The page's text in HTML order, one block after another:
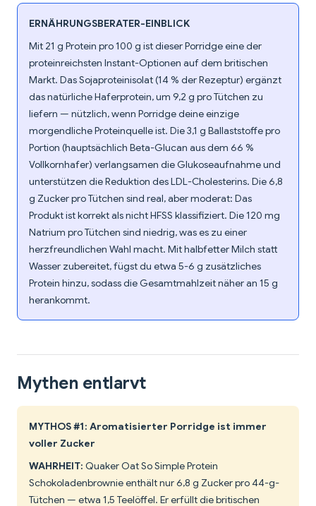
ERNÄHRUNGSBERATER-EINBLICK
Mit 21 g Protein pro 100 g ist dieser Porridge eine der
proteinreichsten Instant-Optionen auf dem britischen
Markt. Das Sojaproteinisolat (14 % der Rezeptur) ergänzt
das natürliche Haferprotein, um 9,2 g pro Tütchen zu
liefern — nützlich, wenn Porridge deine einzige
morgendliche Proteinquelle ist. Die 3,1 g Ballaststoffe pro
Portion (hauptsächlich Beta-Glucan aus dem 66 %
Vollkornhafer) verlangsamen die Glukoseaufnahme und
unterstützen die Reduktion des LDL-Cholesterins. Die 6,8
g Zucker pro Tütchen sind real, aber moderat: Das
Produkt ist korrekt als nicht HFSS klassifiziert. Die 120 mg
Natrium pro Tütchen sind niedrig, was es zu einer
herzfreundlichen Wahl macht. Mit halbfetter Milch statt
Wasser zubereitet, fügst du etwa 5-6 g zusätzliches
Protein hinzu, sodass die Gesamtmahlzeit näher an 15 g
herankommt.
Mythen entlarvt
MYTHOS #1: Aromatisierter Porridge ist immer
voller Zucker
WAHRHEIT: Quaker Oat So Simple Protein
Schokoladenbrownie enthält nur 6,8 g Zucker pro 44-g-
Tütchen — etwa 1,5 Teelöffel. Er erfüllt die britischen